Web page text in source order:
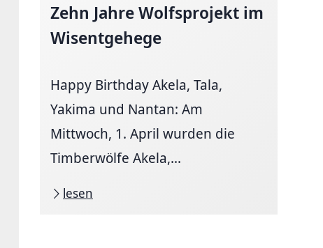
Zehn Jahre Wolfsprojekt im
Wisentgehege
Happy Birthday Akela, Tala,
Yakima und Nantan: Am
Mittwoch, 1. April wurden die
Timberwölfe Akela,...
lesen